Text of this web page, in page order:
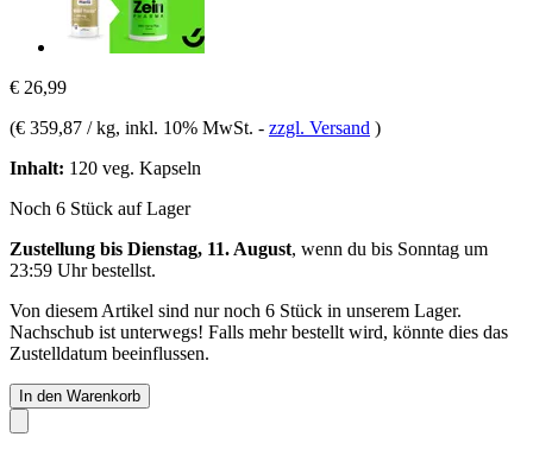
€ 26,99
(€ 359,87 / kg, inkl. 10% MwSt. - zzgl. Versand )
Inhalt: 120 veg. Kapseln
Noch 6 Stück auf Lager
Zustellung bis Dienstag, 11. August, wenn du bis Sonntag um
23:59 Uhrbestellst.
Von diesem Artikel sind nur noch 6 Stück in unserem Lager.
Nachschub ist unterwegs! Falls mehr bestellt wird, könnte dies das
Zustelldatum beeinflussen.
In den Warenkorb